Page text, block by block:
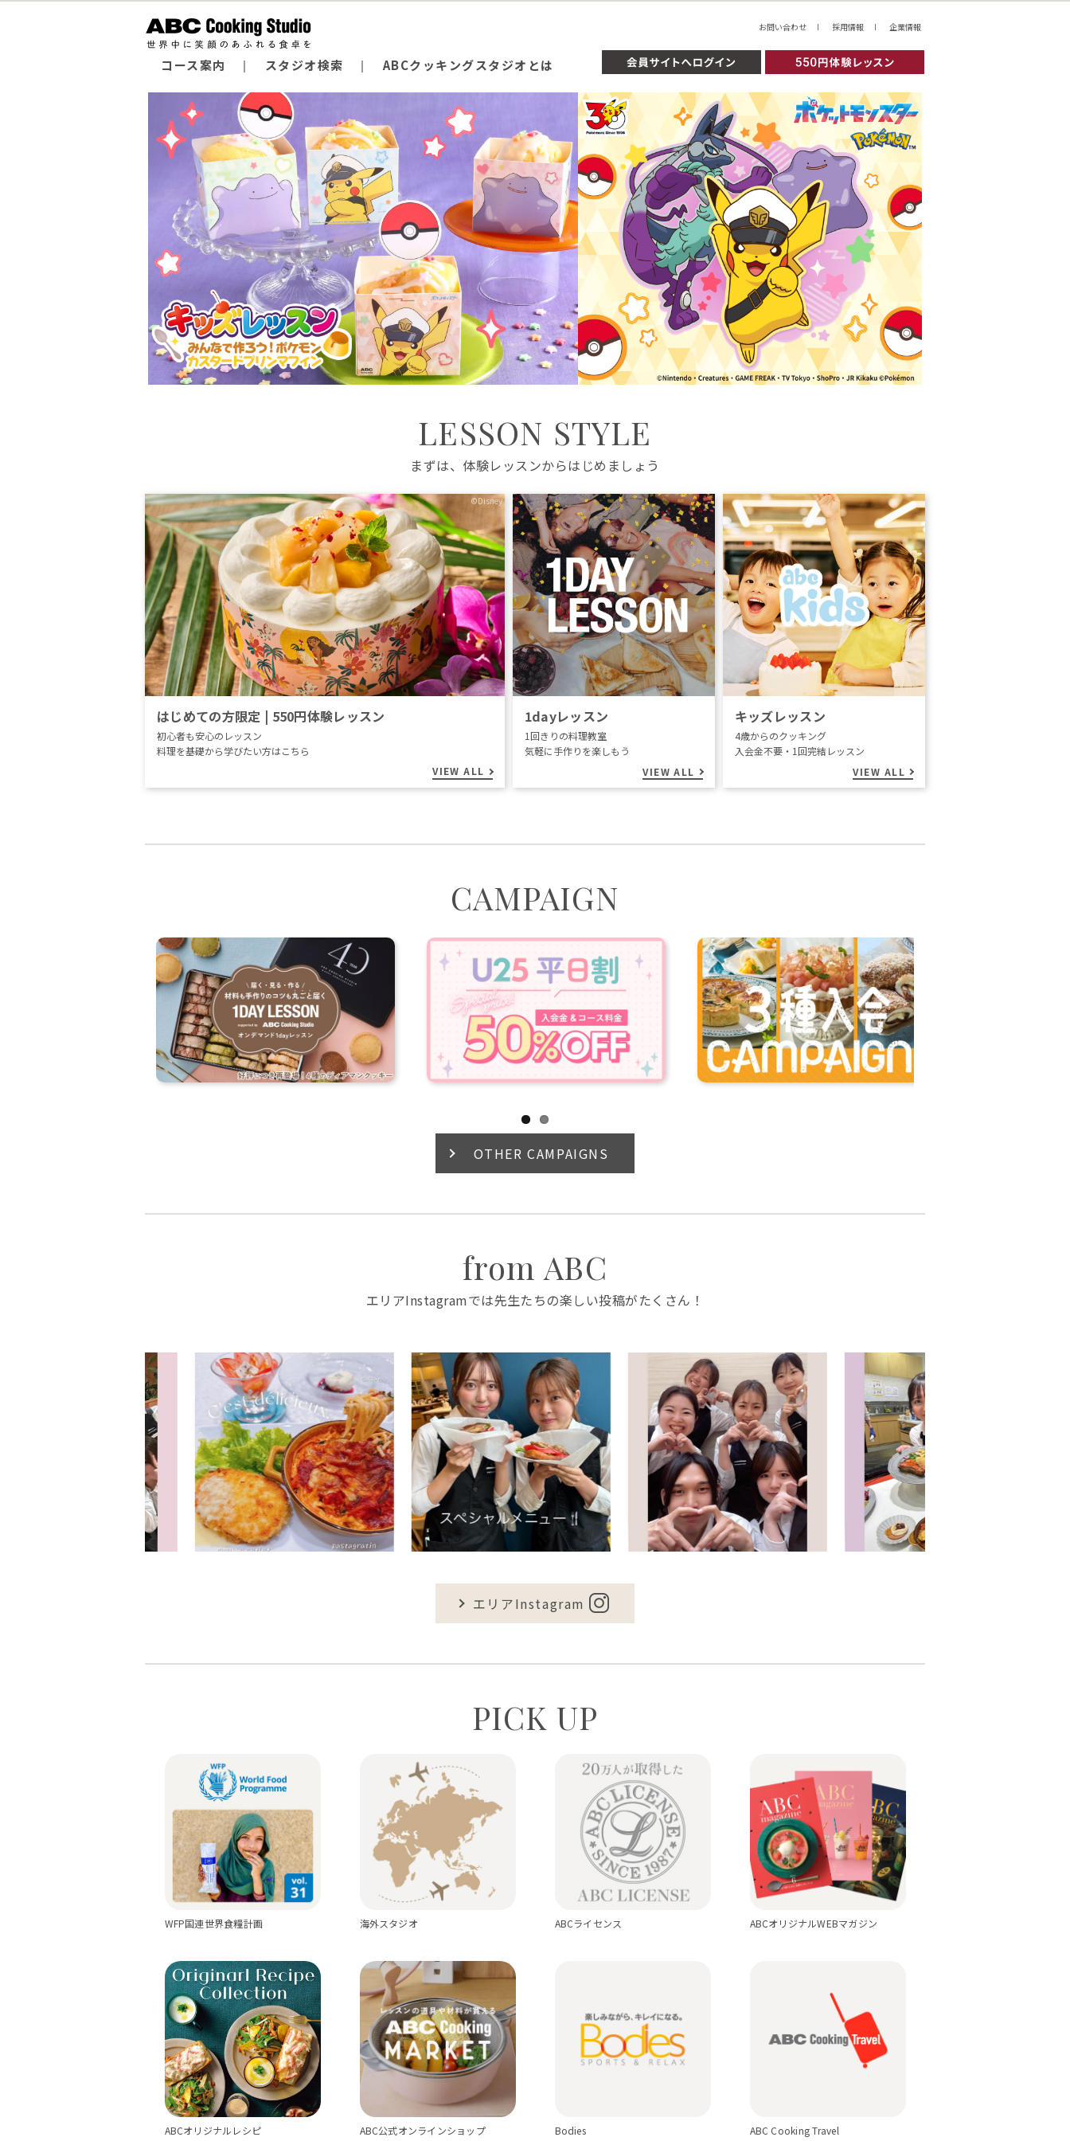
コース案内 スタジオ検索 ABCクッキングスタジオとは
お問い合わせ 採用情報 企業情報
LESSON STYLE
まずは、体験レッスンからはじめましょう
©Disney
はじめての方限定 | 550円体験レッスン
初心者も安心のレッスン
料理を基礎から学びたい方はこちら
VIEW ALL
1dayレッスン
1回きりの料理教室
気軽に手作りを楽しもう
VIEW ALL
キッズレッスン
4歳からのクッキング
入会金不要・1回完結レッスン
VIEW ALL
CAMPAIGN
OTHER CAMPAIGNS
from ABC
エリアInstagramでは先生たちの楽しい投稿がたくさん！
エリアInstagram
PICK UP
WFP国連世界食糧計画 海外スタジオ ABCライセンス ABCオリジナルWEBマガジン
ABCオリジナルレシピ ABC公式オンラインショップ Bodies ABC Cooking Travel